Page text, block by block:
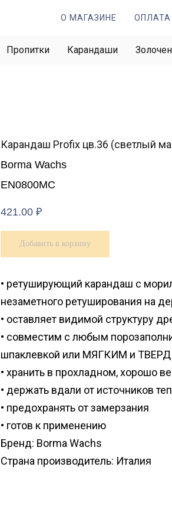
О МАГАЗИНЕ
Пропитки Карандаши
Карандаш Profix цв.36 (светлый
Borma Wachs
EN0800MC
421.00 ₽
Добавить в корзину
• ретуширующий карандаш с
незаметного ретуширования на
• оставляет видимой структуру
• совместим с любым
шпаклевкой или МЯГКИМ и
• хранить в прохладном, хорошо
• держать вдали от источников
• предохранять от замерзания
• готов к применению
Бренд: Borma Wachs
Страна производитель: Италия